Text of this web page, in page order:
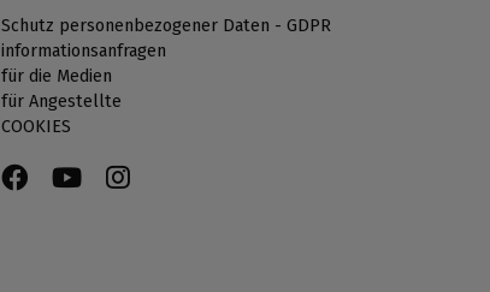
Schutz personenbezogener Daten - GDPR
informationsanfragen
für die Medien
für Angestellte
COOKIES